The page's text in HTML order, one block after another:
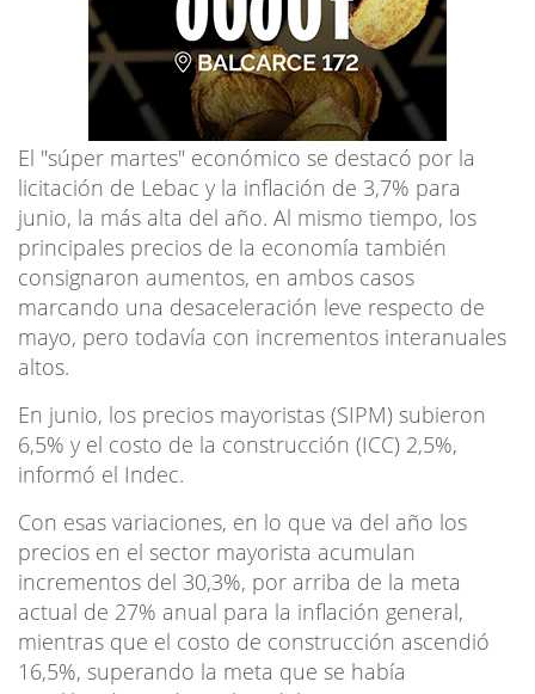
El "súper martes" económico se destacó por la
licitación de Lebac y la inflación de 3,7% para
junio, la más alta del año. Al mismo tiempo, los
principales precios de la economía también
consignaron aumentos, en ambos casos
marcando una desaceleración leve respecto de
mayo, pero todavía con incrementos interanuales
altos.
En junio, los precios mayoristas (SIPM) subieron
6,5% y el costo de la construcción (ICC) 2,5%,
informó el Indec.
Con esas variaciones, en lo que va del año los
precios en el sector mayorista acumulan
incrementos del 30,3%, por arriba de la meta
actual de 27% anual para la inflación general,
mientras que el costo de construcción ascendió
16,5%, superando la meta que se había